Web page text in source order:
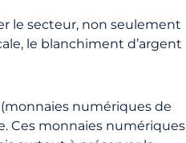
le secteur, non seulement
le blanchiment d’argent
numériques de
Ces monnaies numériques